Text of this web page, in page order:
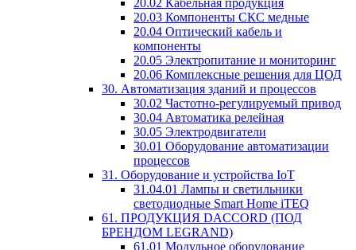
20.03 Компоненты СКС медные
20.04 Оптический кабель и
компоненты
20.05 Электропитание и мониторинг
20.06 Комплексные решения для ЦОД
30. Автоматизация зданий и процессов
30.02 Частотно-регулируемый привод
30.04 Автоматика релейная
30.05 Электродвигатели
30.01 Оборудование автоматизации
процессов
31. Оборудование и устройства IoT
31.04.01 Лампы и светильники
светодиодные Smart Home iTEQ
61. ПРОДУКЦИЯ DACCORD (ПОД
БРЕНДОМ LEGRAND)
61.01 Модульное оборудование